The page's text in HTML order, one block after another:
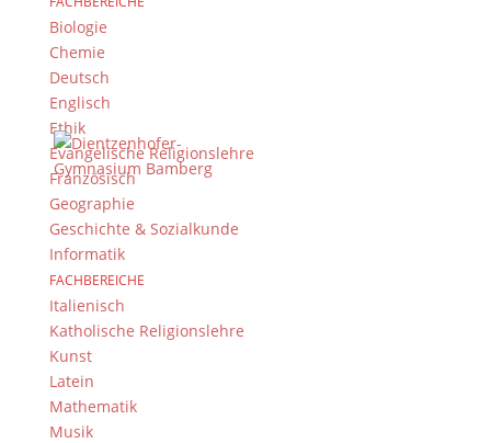
Biologie
Chemie
Deutsch
Englisch
Ethik
Evangelische Religionslehre
Französisch
Geographie
Geschichte & Sozialkunde
Informatik
FACHBEREICHE
Italienisch
Katholische Religionslehre
Kunst
Latein
Mathematik
Musik
Aktuelles
Großer Erfolg für unsere Schule: Eine engagierte
Schülergruppe aus der 12. und 13. Jahrgangsstufe hat beim
bayernweiten Wettbewerb H2@School den 2. Platz erreicht.
Der von der Landesagentur für Energie und Klimaschutz
(LENK) im Auftrag des Bayerischen...